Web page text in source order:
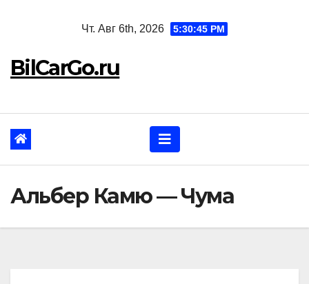
Чт. Авг 6th, 2026 5:30:46 PM
BilCarGo.ru
Альбер Камю — Чума